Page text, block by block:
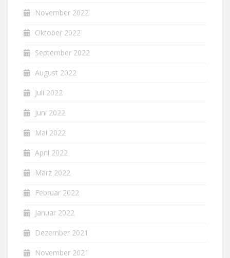
November 2022
Oktober 2022
September 2022
August 2022
Juli 2022
Juni 2022
Mai 2022
April 2022
März 2022
Februar 2022
Januar 2022
Dezember 2021
November 2021